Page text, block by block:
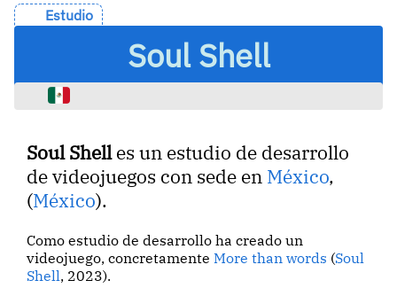
Estudio
Soul Shell
Soul Shelles un estudio de desarrollo
de videojuegos con sede en México,
(México).
Como estudio de desarrollo ha creado un
videojuego, concretamenteMore than words (Soul
Shell, 2023).